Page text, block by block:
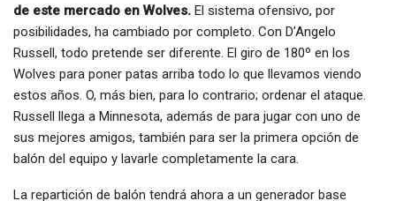
de este mercado en Wolves. El sistema ofensivo, por
posibilidades, ha cambiado por completo. Con D’Angelo
Russell, todo pretende ser diferente. El giro de 180º en los
Wolves para poner patas arriba todo lo que llevamos viendo
estos años. O, más bien, para lo contrario; ordenar el ataque.
Russell llega a Minnesota, además de para jugar con uno de
sus mejores amigos, también para ser la primera opción de
balón del equipo y lavarle completamente la cara.
La repartición de balón tendrá ahora a un generador base